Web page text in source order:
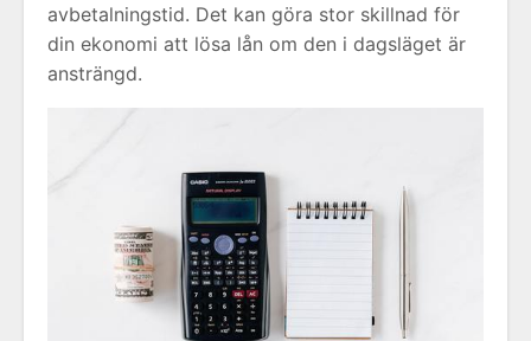
avbetalningstid. Det kan göra stor skillnad för
din ekonomi att lösa lån om den i dagsläget är
ansträngd.